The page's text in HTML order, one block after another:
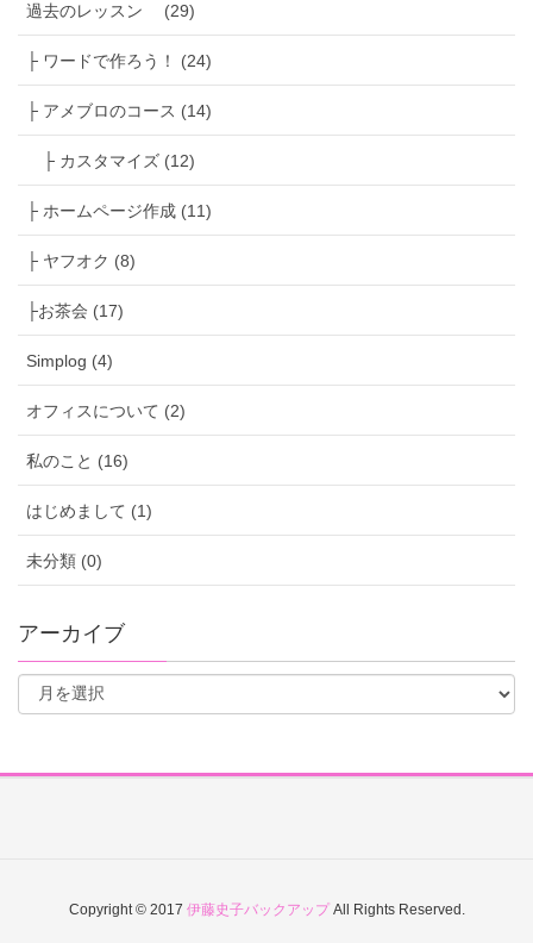
過去のレッスン (29)
├ ワードで作ろう！ (24)
├ アメブロのコース (14)
├ カスタマイズ (12)
├ ホームページ作成 (11)
├ ヤフオク (8)
├お茶会 (17)
Simplog (4)
オフィスについて (2)
私のこと (16)
はじめまして (1)
未分類 (0)
アーカイブ
Copyright © 2017 伊藤史子バックアップAll Rights Reserved.